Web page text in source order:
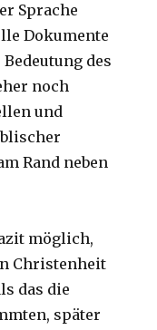
Sprache
Dokumente
des
noch
und
Rand neben
möglich,
Christenheit
das die
später